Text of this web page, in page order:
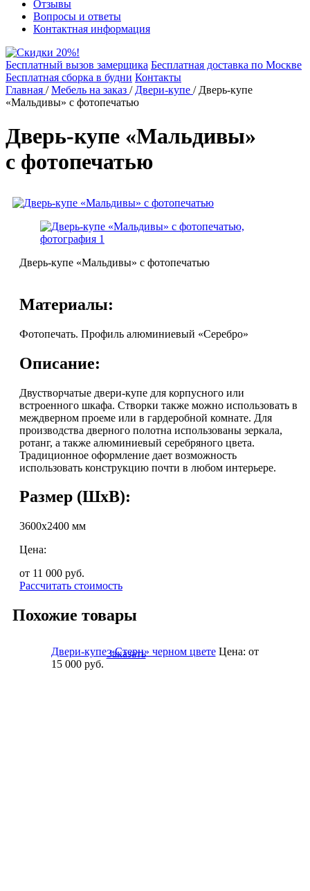
Отзывы
Вопросы и ответы
Контактная информация
Бесплатный вызов замерщика Бесплатная доставка по Москве
Бесплатная сборка в будни Контакты
Главная /Мебель на заказ / Двери-купе / Дверь-купе
«Мальдивы» с фотопечатью
Дверь-купе «Мальдивы»
с фотопечатью
Дверь-купе «Мальдивы» с фотопечатью
Материалы:
Фотопечать. Профиль алюминиевый «Серебро»
Описание:
Двустворчатые двери-купе для корпусного или
встроенного шкафа. Створки также можно использовать в
междверном проеме или в гардеробной комнате. Для
производства дверного полотна использованы зеркала,
ротанг, а также алюминиевый серебряного цвета.
Традиционное оформление дает возможность
использовать конструкцию почти в любом интерьере.
Размер (ШхВ):
3600x2400 мм
Цена:
от 11 000 руб.
Рассчитать стоимость
Похожие товары
Двери-купе «Стерн» черном цвете Цена: от
15 000руб.
Заказать